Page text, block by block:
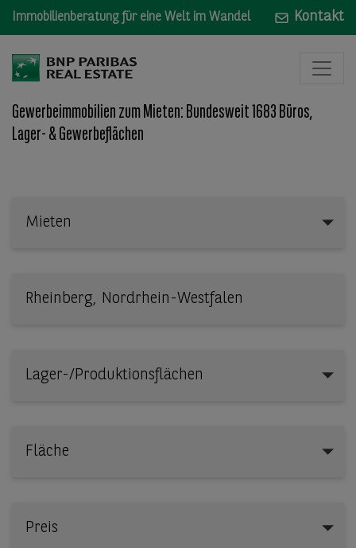
Immobilienberatung für eine Welt im Wandel Kontakt
Gewerbeimmobilien zum Mieten: Bundesweit 1683 Büros,
Lager- & Gewerbeflächen
Mieten
Lager-/Produktionsflächen
Fläche
Preis